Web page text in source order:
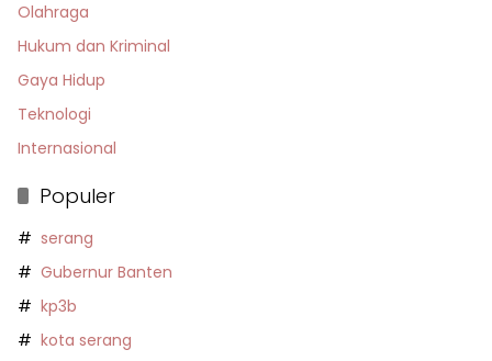
Olahraga
Hukum dan Kriminal
Gaya Hidup
Teknologi
Internasional
Populer
serang
Gubernur Banten
kp3b
kota serang